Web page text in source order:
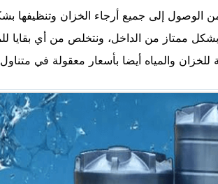
الوصول إلى جميع أرجاء الخزان وتنظيفها
ممتاز من الداخل، ونتخلص من أي بقايا
للخزان والمياه أيضا بأسعار معقولة في